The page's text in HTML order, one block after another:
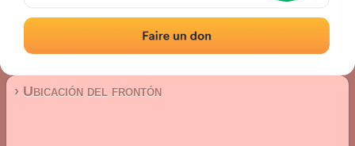
Frontón de pared izquierda
Localización|Fotos|Comentarios y reseñas
› Ubicación del frontón